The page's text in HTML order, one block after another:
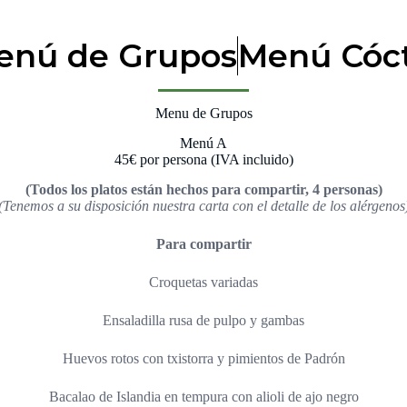
de GruposMenú
Menu de Grupos
Menú A
45€ por persona (IVA incluido)
(Todos los platos están hechos para compartir, 4 personas)
a su disposición nuestra carta con el detalle de los
Para compartir
Croquetas variadas
Ensaladilla rusa de pulpo y gambas
Huevos rotos con txistorra y pimientos de Padrón
Bacalao de Islandia en tempura con alioli de ajo negro